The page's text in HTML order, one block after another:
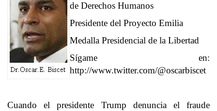
de Derechos Humanos
Presidente del Proyecto Emilia
Medalla Presidencial de la Libertad
Sígame en:
http://www.twitter.com/@oscarbiscet
Cuando el presidente Trump denuncia el fraude